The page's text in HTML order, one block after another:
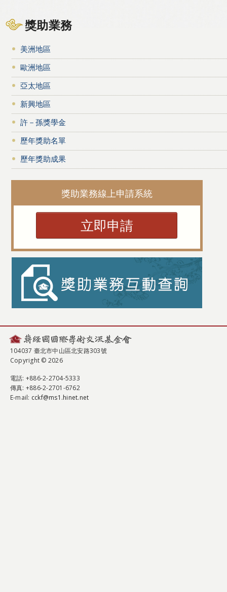
獎助業務
美洲地區
歐洲地區
亞太地區
新興地區
許－孫獎學金
歷年獎助名單
歷年獎助成果
獎助業務線上申請系統
立即申請
104037 臺北市中山區北安路303號
Copyright © 2026
電話: +886-2-2704-5333
傳真: +886-2-2701-6762
E-mail: cckf@ms1.hinet.net